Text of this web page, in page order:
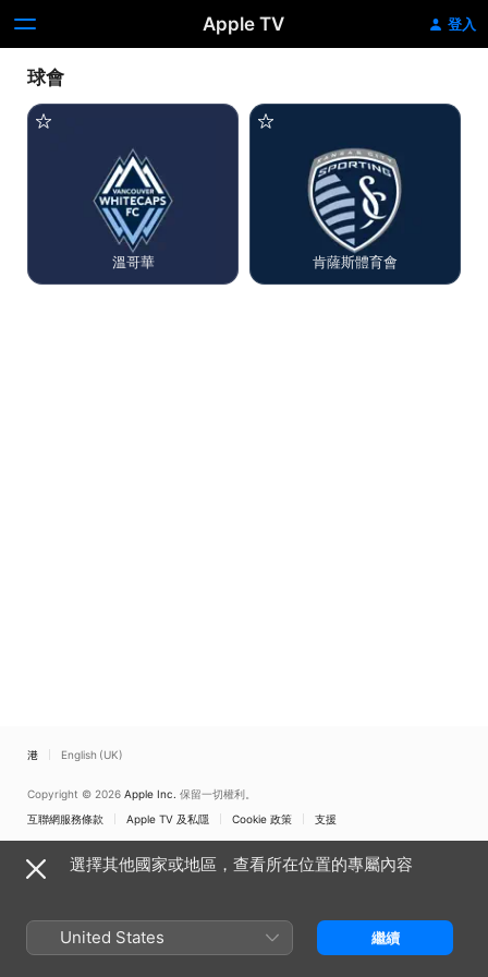
Apple TV 登入
球會
溫哥華 肯薩斯體育會
香港 English (UK)
Copyright © 2026 Apple Inc. 保留一切權利。
互聯網服務條款
Apple TV 及私隱 Cookie 政策 支援
選擇其他國家或地區，查看所在位置的專屬內容
United States 繼續